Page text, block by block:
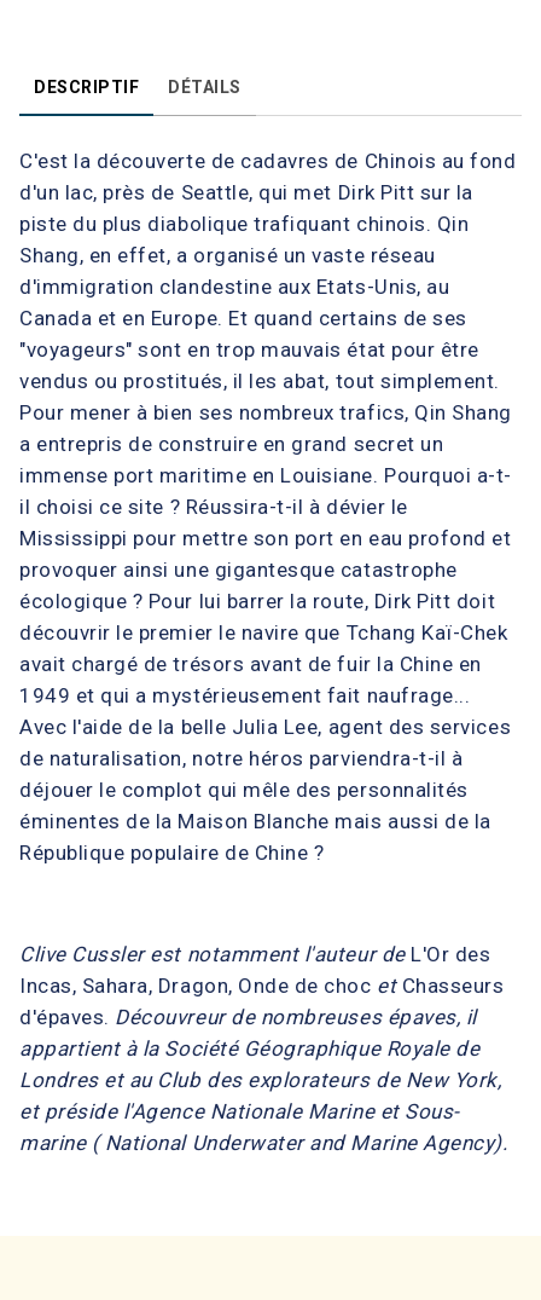
DESCRIPTIF DÉTAILS
C'est la découverte de cadavres de Chinois au fond
d'un lac, près de Seattle, qui met Dirk Pitt sur la
piste du plus diabolique trafiquant chinois. Qin
Shang, en effet, a organisé un vaste réseau
d'immigration clandestine aux Etats-Unis, au
Canada et en Europe. Et quand certains de ses
"voyageurs" sont en trop mauvais état pour être
vendus ou prostitués, il les abat, tout simplement.
Pour mener à bien ses nombreux trafics, Qin Shang
a entrepris de construire en grand secret un
immense port maritime en Louisiane. Pourquoi a-t-
il choisi ce site ? Réussira-t-il à dévier le
Mississippi pour mettre son port en eau profond et
provoquer ainsi une gigantesque catastrophe
écologique ? Pour lui barrer la route, Dirk Pitt doit
découvrir le premier le navire que Tchang Kaï-Chek
avait chargé de trésors avant de fuir la Chine en
1949 et qui a mystérieusement fait naufrage...
Avec l'aide de la belle Julia Lee, agent des services
de naturalisation, notre héros parviendra-t-il à
déjouer le complot qui mêle des personnalités
éminentes de la Maison Blanche mais aussi de la
République populaire de Chine ?
Clive Cussler est notamment l'auteur deL'Or des
Incas, Sahara, Dragon, Onde de choc etChasseurs
d'épaves. Découvreur de nombreuses épaves, il
appartient à la Société Géographique Royale de
Londres et au Club des explorateurs de New York,
et préside l'Agence Nationale Marine et Sous-
marine ( National Underwater and Marine Agency).